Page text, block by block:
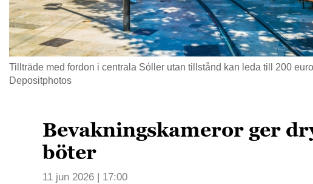
Tillträde med fordon i centrala Sóller utan tillstånd kan leda till 200
Depositphotos
Bevakningskameror ger
böter
11 jun 2026 | 17:00